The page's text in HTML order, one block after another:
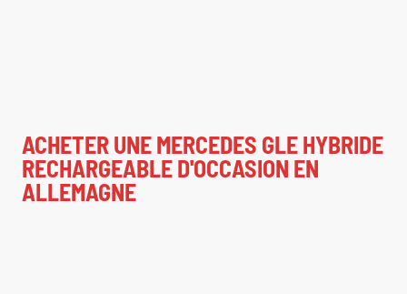
ACHETER UNE MERCEDES GLE HYBRIDE
RECHARGEABLE D'OCCASION EN
ALLEMAGNE